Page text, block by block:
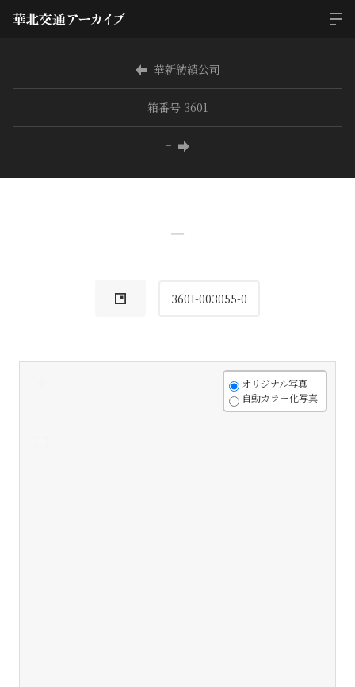
華新紡績公司
箱番号 3601
−
−
3601-003055-0
オリジナル写真
自動カラー化写真